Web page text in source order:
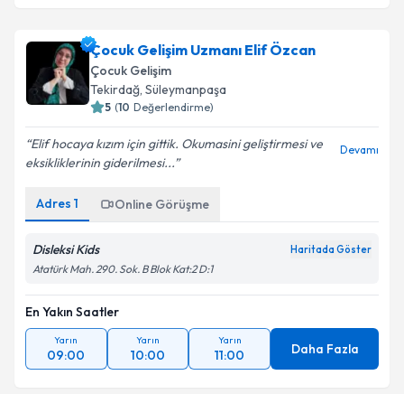
Çocuk Gelişim Uzmanı Elif Özcan
Çocuk Gelişim
Tekirdağ, Süleymanpaşa
5 (10 Değerlendirme)
Elif hocaya kızım için gittik. Okumasini geliştirmesi ve
eksikliklerinin giderilmesi...
Devamı
Adres 1 Online Görüşme
Disleksi Kids Haritada Göster
Atatürk Mah. 290. Sok. B Blok Kat:2 D:1
En Yakın Saatler
Yarın
09:00
Yarın
10:00
Yarın
11:00 Daha Fazla